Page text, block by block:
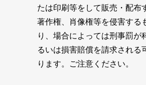
たは印刷等をして販売・配布
著作権、肖像権等を侵害する
り、場合によっては刑事罰が
るいは損害賠償を請求される
ります。ご注意ください。